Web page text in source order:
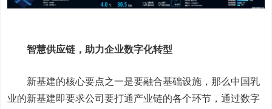
智慧供应链，助力企业数字化转型
新基建的核心要点之一是要融合基础设施，那么中国乳
业的新基建即要求公司要打通产业链的各个环节，通过数字